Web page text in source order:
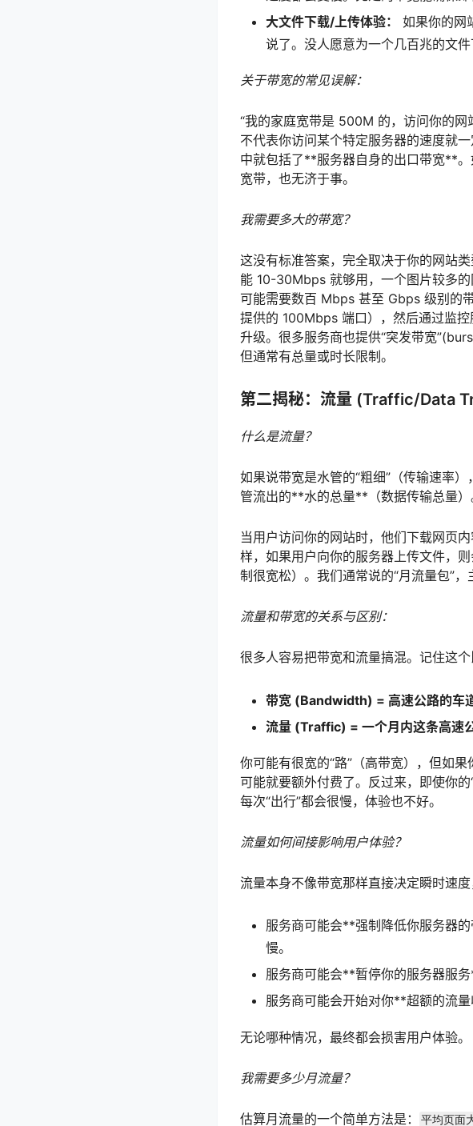
大文件下载/上传体验：
如果你的网
说了。没人愿意为一个几百兆的文件
关于带宽的常见误解：
“我的家庭宽带是 500M 的，访问你的
不代表你访问某个特定服务器的速度就
中就包括了**服务器自身的出口带宽**
宽带，也无济于事。
我需要多大的带宽？
这没有标准答案，完全取决于你的网站
能 10-30Mbps 就够用，一个图片较多
可能需要数百 Mbps 甚至 Gbps 级别的
提供的 100Mbps 端口），然后通过监
升级。很多服务商也提供“突发带宽
但通常有总量或时长限制。
第二揭秘：流量 (Traffic/Data
什么是流量？
如果说带宽是水管的“粗细”（传输速率
管流出的**水的总量**（数据传输总量
当用户访问你的网站时，他们下载网页
样，如果用户向你的服务器上传文件，
制很宽松）。我们通常说的“月流量包”
流量和带宽的关系与区别：
很多人容易把带宽和流量搞混。记住这个
带宽 (Bandwidth) = 高速公路的车
流量 (Traffic) = 一个月内这条高速
你可能有很宽的“路”（高带宽），但如
可能就要额外付费了。反过来，即使你
每次“出行”都会很慢，体验也不好。
流量如何间接影响用户体验？
流量本身不像带宽那样直接决定瞬时速
服务商可能会**强制降低你服务器
慢。
服务商可能会**暂停你的服务器服
服务商可能会开始对你**超额的流
无论哪种情况，最终都会损害用户体验。
我需要多少月流量？
估算月流量的一个简单方法是： 平均页面